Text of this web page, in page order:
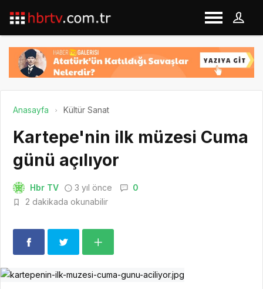
Anasayfa Kültür Sanat
Kartepe'nin ilk müzesi Cuma
günü açılıyor
Hbr TV 3 yıl önce
0
2 dakikada okunabilir